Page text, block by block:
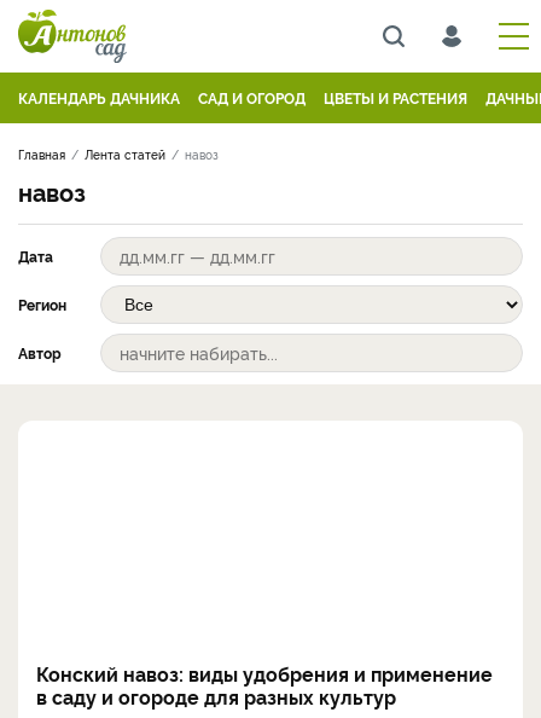
КАЛЕНДАРЬ ДАЧНИКА САД И ОГОРОД ЦВЕТЫ И РАСТЕНИЯ
Главная Лента статей навоз
навоз
Дата
Регион
Автор
Конский навоз: виды удобрения и применение
в саду и огороде для разных культур